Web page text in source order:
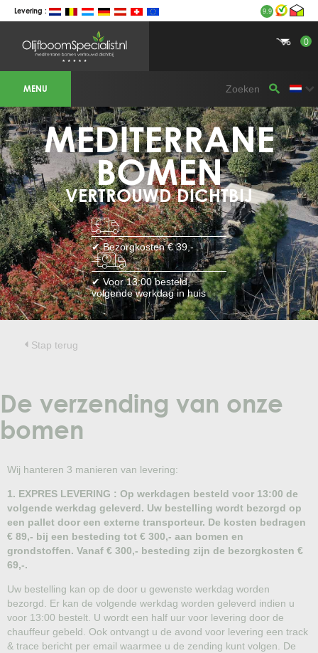
Levering : 9.9
BOTANICALGROUP WERKGEBIEDEN &
WEBSITES
OLIJFBOOMSPECIALIST.NL
OLIJFBOOMSPECIALIST.BE
LESPECIALISTEDESOLIVIERS.FR
OLIVENBAUM.DE
DRZEWAOLIWNE.PL
OLIVETREESPECIALIST.COM
Bomen
BOMEN.NL
GROENBLIJVENDEBOMEN.NL
GROENBLIJVENDEBOMEN.BE
PALMBOMENSPECIALIST.NL
IMMERGRUENEBAEUME.DE
Botanicalgroup
BOTANICALGROUP.EU
BOTANICALGROUP.DE
BOTANICALGROUP.BE
WINTERSCHUTZFUERBAEUME.DE
FROSTPROTECTIONFORTREES.CO.UK
TERRACOTTA.BE
TERRAKOTTA.DE
0
MENU
MEDITERRANE
BOMEN
VERTROUWD DICHTBIJ
✔ Bezorgkosten € 39,-
✔ Voor 13:00 besteld,
volgende werkdag in huis
Stap terug
De verzending van onze
bomen
Wij hanteren 3 manieren van levering:
1. EXPRES LEVERING : Op werkdagen besteld voor 13:00 de
volgende werkdag geleverd. Uw bestelling wordt bezorgd op
een pallet door een externe transporteur. De kosten bedragen
€ 89,- bij een besteding tot € 300,- aan bomen en
grondstoffen. Vanaf € 300,- besteding zijn de bezorgkosten €
69,-.
Uw bestelling kan op de door u gewenste werkdag worden
bezorgd. Er kan de volgende werkdag worden geleverd indien u
voor 13:00 bestelt. U wordt een half uur voor levering door de
chauffeur gebeld. Ook ontvangt u de avond voor levering een track
& trace bericht per email waarmee u de zending kunt volgen. De